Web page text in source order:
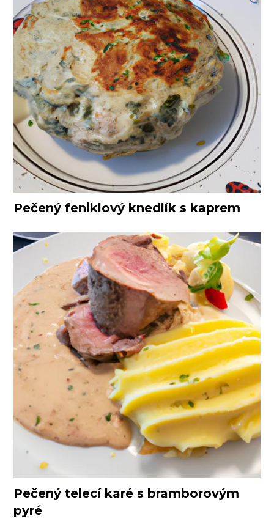
Pečený feniklový knedlík s kaprem
Pečený telecí karé s bramborovým
pyré